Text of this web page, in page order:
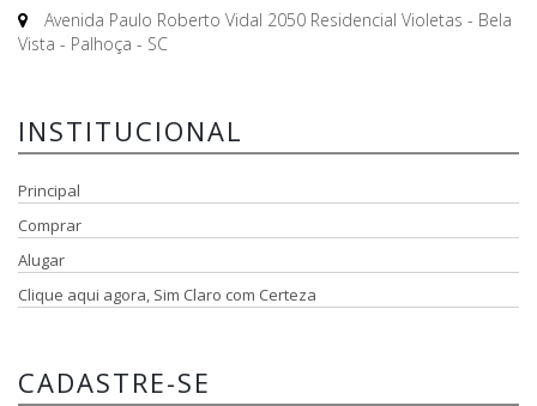
Avenida Paulo Roberto Vidal 2050 Residencial Violetas - Bela
Vista - Palhoça - SC
INSTITUCIONAL
Principal
Comprar
Alugar
Clique aqui agora, Sim Claro com Certeza
CADASTRE-SE